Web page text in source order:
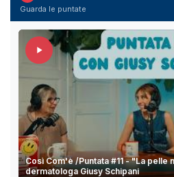
Guarda le puntate
Così Com'è /Puntata #11 - "La pelle
dermatologa Giusy Schipani